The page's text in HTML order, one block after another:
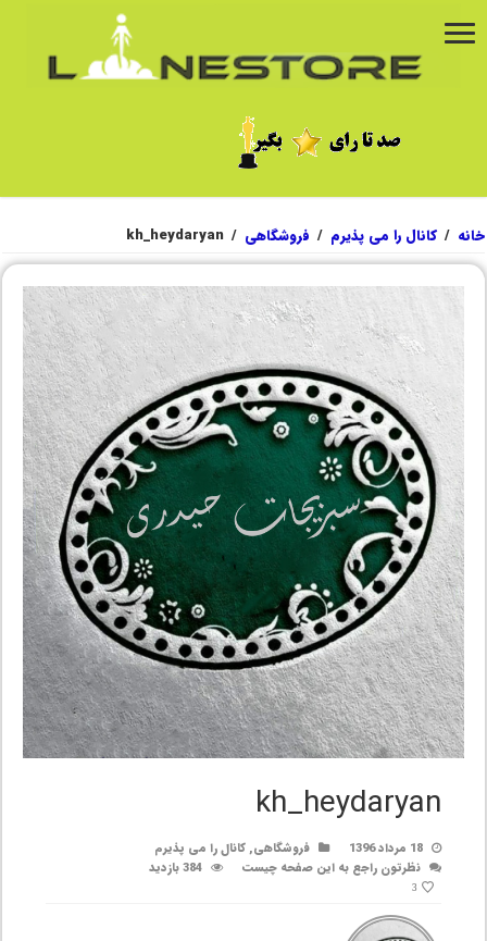
خانه / کانال را می پذیرم / فروشگاهی /
kh_heydaryan
kh_heydaryan
18 مرداد 1396 فروشگاهی,کانال را می پذیرم
نظرتون راجع به این صفحه چیست
384 بازدید
3